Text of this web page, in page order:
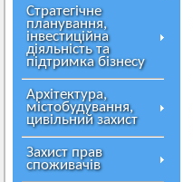
Стратегічне
планування,
інвестиційна
діяльність та
підтримка бізнесу
Архітектура,
містобудування,
цивільний захист
Захист прав
споживачів